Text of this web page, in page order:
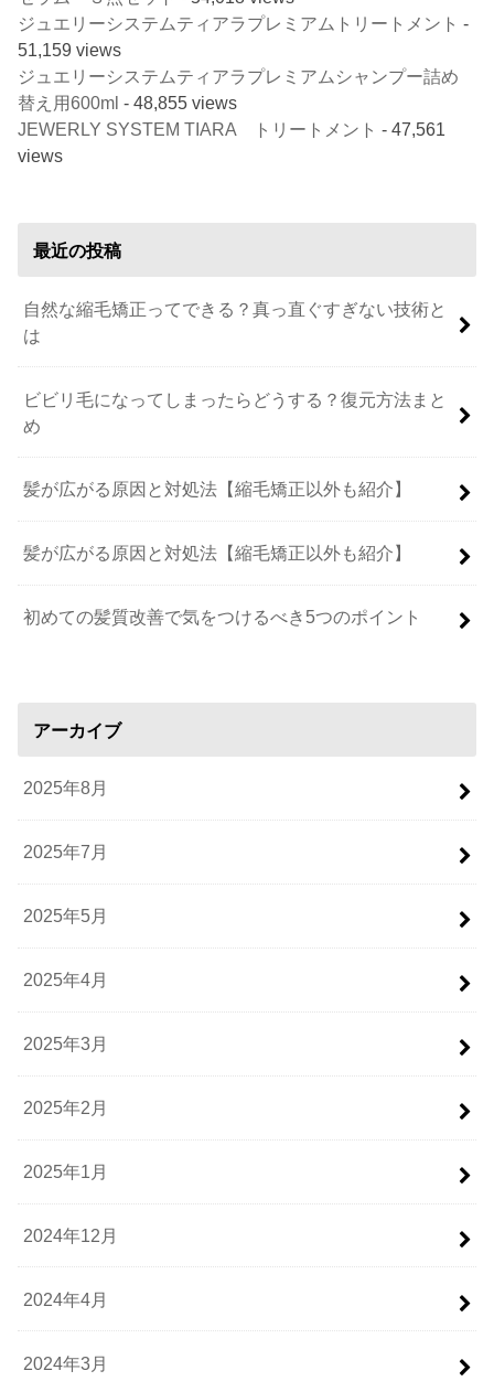
ジュエリーシステムティアラプレミアムトリートメント -
51,159 views
ジュエリーシステムティアラプレミアムシャンプー詰め
替え用600ml - 48,855 views
JEWERLY SYSTEM TIARA トリートメント - 47,561
views
最近の投稿
自然な縮毛矯正ってできる？真っ直ぐすぎない技術と
は
ビビリ毛になってしまったらどうする？復元方法まと
め
髪が広がる原因と対処法【縮毛矯正以外も紹介】
髪が広がる原因と対処法【縮毛矯正以外も紹介】
初めての髪質改善で気をつけるべき5つのポイント
アーカイブ
2025年8月
2025年7月
2025年5月
2025年4月
2025年3月
2025年2月
2025年1月
2024年12月
2024年4月
2024年3月